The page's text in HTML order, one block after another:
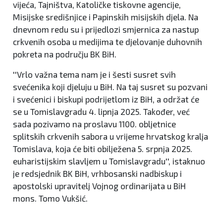
vijeća, Tajništva, Katoličke tiskovne agencije,
Misijske središnjice i Papinskih misijskih djela. Na
dnevnom redu su i prijedlozi smjernica za nastup
crkvenih osoba u medijima te djelovanje duhovnih
pokreta na području BK BiH.
''Vrlo važna tema nam je i šesti susret svih
svećenika koji djeluju u BiH. Na taj susret su pozvani
i svećenici i biskupi podrijetlom iz BiH, a održat će
se u Tomislavgradu 4. lipnja 2025. Također, već
sada pozivamo na proslavu 1100. obljetnice
splitskih crkvenih sabora u vrijeme hrvatskog kralja
Tomislava, koja će biti obilježena 5. srpnja 2025.
euharistijskim slavljem u Tomislavgradu'', istaknuo
je redsjednik BK BiH, vrhbosanski nadbiskup i
apostolski upravitelj Vojnog ordinarijata u BiH
mons. Tomo Vukšić.